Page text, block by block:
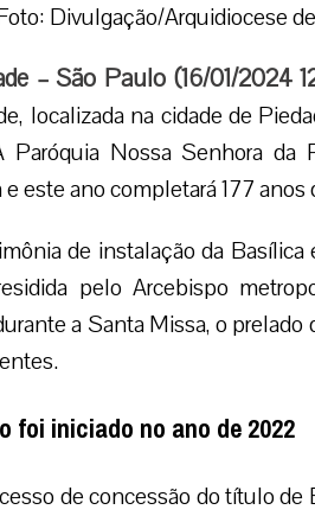
Divulgação/Arquidiocese
– São Paulo (16/01/2024
localizada na cidade de
Paróquia Nossa Senhora
e este ano completará 177
de instalação da Basílica
pelo Arcebispo
a Santa Missa, o
foi iniciado no ano de 2022
de concessão do título